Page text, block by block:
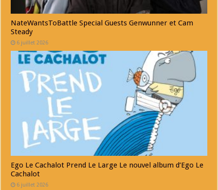
NateWantsToBattle Special Guests Genwunner et Cam
Steady
6 juillet 2026
Ego Le Cachalot Prend Le Large Le nouvel album d’Ego Le
Cachalot
6 juillet 2026